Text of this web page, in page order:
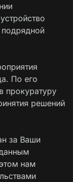
подрядной
По его
прокуратуру
решений
за Ваши
нам